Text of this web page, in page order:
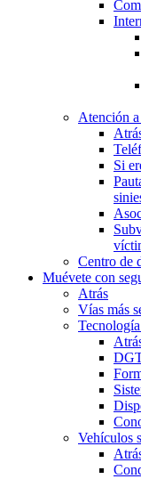
Atención
Si
Centro de
Muévete con
Atrás
Vías más
Vehículos